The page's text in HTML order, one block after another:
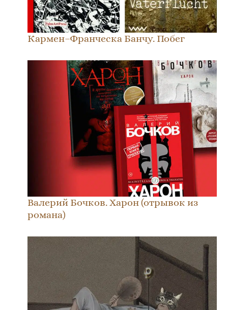
Кармен–Франческа Банчу. Побег
Валерий Бочков. Харон (отрывок из
романа)